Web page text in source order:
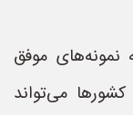
موفق
می‌تواند